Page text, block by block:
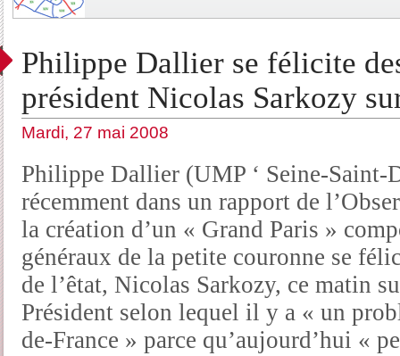
Philippe Dallier se félicite
président Nicolas Sarkozy
Mardi, 27 mai 2008
Philippe Dallier (UMP ‘ Seine-Saint-
récemment dans un rapport de
la création d’un « Grand Paris »
généraux de la petite couronne se
de l’êtat, Nicolas Sarkozy, ce matin
Président selon lequel il y a « un
de-France » parce qu’aujourd’hui «